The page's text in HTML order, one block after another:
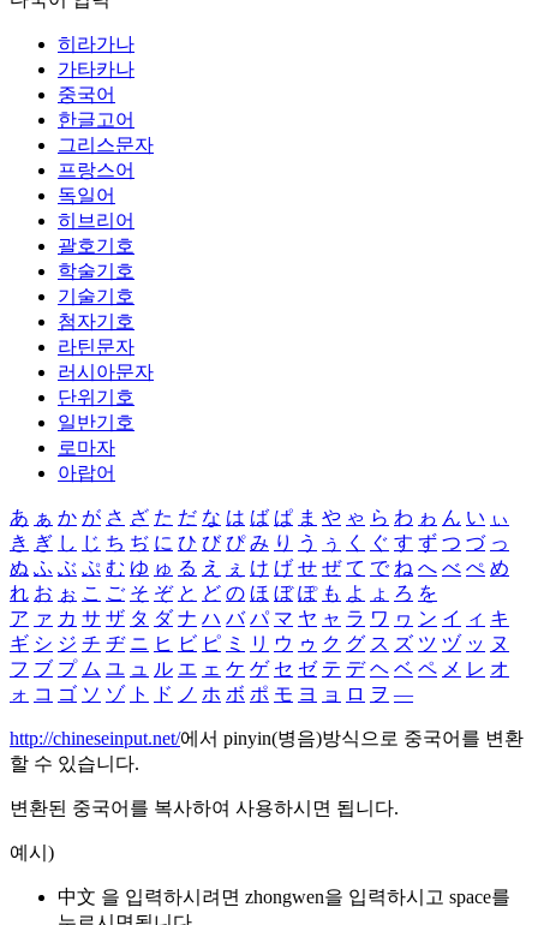
히라가나
가타카나
중국어
한글고어
그리스문자
프랑스어
독일어
히브리어
괄호기호
학술기호
기술기호
첨자기호
라틴문자
러시아문자
단위기호
일반기호
로마자
아랍어
あ ぁ か が さ ざ た だ な は ば ぱ ま や ゃ ら わ ゎ ん い ぃ
き ぎ し じ ち ぢ に ひ び ぴ み り う ぅ く ぐ す ず つ づ っ
ぬ ふ ぶ ぷ む ゆ ゅ る え ぇ け げ せ ぜ て で ね へ べ ぺ め
れ お ぉ こ ご そ ぞ と ど の ほ ぼ ぽ も よ ょ ろ を
ア ァ カ サ ザ タ ダ ナ ハ バ パ マ ヤ ャ ラ ワ ヮ ン イ ィ キ
ギ シ ジ チ ヂ ニ ヒ ビ ピ ミ リ ウ ゥ ク グ ス ズ ツ ヅ ッ ヌ
フ ブ プ ム ユ ュ ル エ ェ ケ ゲ セ ゼ テ デ ヘ ベ ペ メ レ オ
ォ コ ゴ ソ ゾ ト ド ノ ホ ボ ポ モ ヨ ョ ロ ヲ ―
http://chineseinput.net/에서 pinyin(병음)방식으로 중국어를 변환
할 수 있습니다.
변환된 중국어를 복사하여 사용하시면 됩니다.
예시)
中文 을 입력하시려면 zhongwen을 입력하시고 space를